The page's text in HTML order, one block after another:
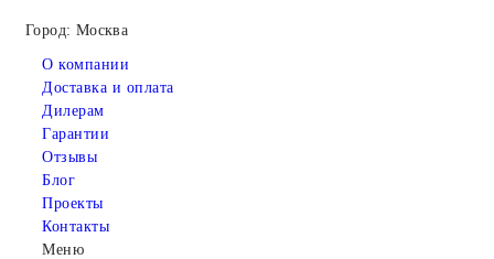
Город: Москва
О компании
Доставка и оплата
Дилерам
Гарантии
Отзывы
Блог
Проекты
Контакты
Меню